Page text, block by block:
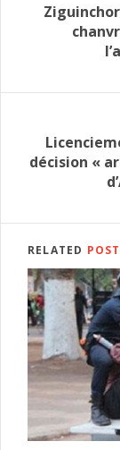
décision «
RELATED